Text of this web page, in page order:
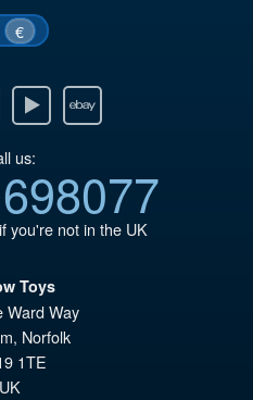
€
Ebay
us:
you're not in the UK
Toys
Ward Way
, Norfolk
1TE
UK